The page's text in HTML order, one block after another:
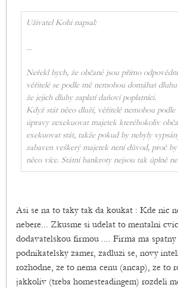
Uživatel Kohi napsal:
...
Neřekl bych, že občané jsou přímo
věřitelé se podle mě nemohou domáhat
že jejich dluhy zaplatí daňoví poplatníci.
Když stát něco dluží, věřitelé nemohou podle
úpravy zexekuovat majetek kteréhokoliv
exekuovat stát, takže pokud by nebyly
zabaven veškerý majetek není důvod, proč
něco více. Státní bankroty nejsou tak úplně
Asi se na to taky tak da koukat : Kde nic
nebere... Zkusme si udelat to mentalni
dodavatelskou firmou .... Firma ma spatny
podnikatelsky zamer, zadluzi se, novy
rozhodne, ze to nema cenu (ancap), ze to
jakkoliv (treba homesteadingem) rozdeli